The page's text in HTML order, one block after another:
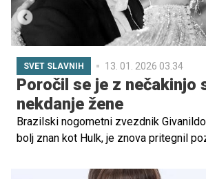
SVET SLAVNIH 13. 01. 2026 03.34
Poročil se je z nečakinjo
nekdanje žene
Brazilski nogometni zvezdnik
bolj znan kot Hulk, je znova pritegnil